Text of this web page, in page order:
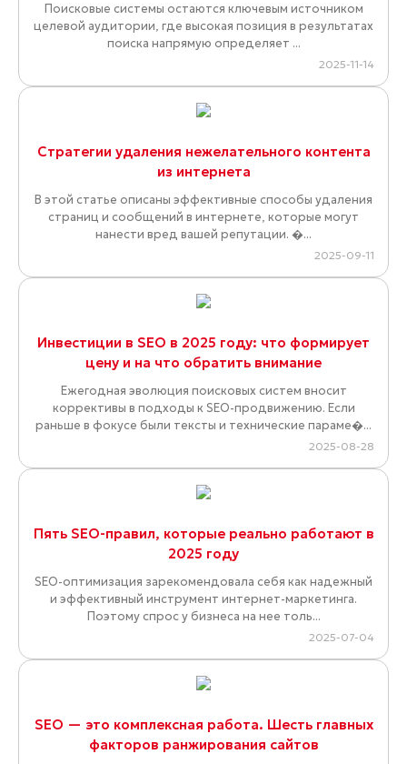
Поисковые системы остаются ключевым источником
целевой аудитории, где высокая позиция в результатах
поиска напрямую определяет ...
2025-11-14
Стратегии удаления нежелательного контента
из интернета
В этой статье описаны эффективные способы удаления
страниц и сообщений в интернете, которые могут
нанести вред вашей репутации. �...
2025-09-11
Инвестиции в SEO в 2025 году: что формирует
цену и на что обратить внимание
Ежегодная эволюция поисковых систем вносит
коррективы в подходы к SEO-продвижению. Если
раньше в фокусе были тексты и технические параме�...
2025-08-28
Пять SEO-правил, которые реально работают в
2025 году
SEO-оптимизация зарекомендовала себя как надежный
и эффективный инструмент интернет-маркетинга.
Поэтому спрос у бизнеса на нее толь...
2025-07-04
SEO — это комплексная работа. Шесть главных
факторов ранжирования сайтов